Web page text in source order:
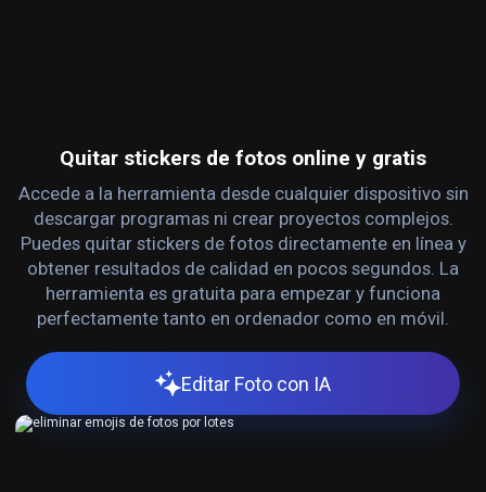
Quitar stickers de fotos online y gratis
Accede a la herramienta desde cualquier dispositivo sin
descargar programas ni crear proyectos complejos.
Puedes quitar stickers de fotos directamente en línea y
obtener resultados de calidad en pocos segundos. La
herramienta es gratuita para empezar y funciona
perfectamente tanto en ordenador como en móvil.
Editar Foto con IA